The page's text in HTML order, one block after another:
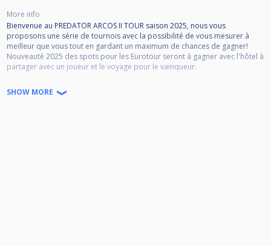
More info
Bienvenue au PREDATOR ARCOS II TOUR saison 2025, nous vous
proposons une série de tournois avec la possibilité de vous mesurer à
meilleur que vous tout en gardant un maximum de chances de gagner!
Nouveauté 2025 des spots pour les Eurotour seront à gagner avec l'hôtel à
partager avec un joueur et le voyage pour le vainqueur.
Un système d'handicap sera mis en place, l'évaluation sera déterminée
par votre niveau général et/ou votre classement régional et national.
SHOW MORE